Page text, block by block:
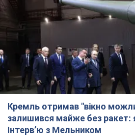
Кремль отримав "вікно
залишився майже без ракет:
Інтерв’ю з Мельником